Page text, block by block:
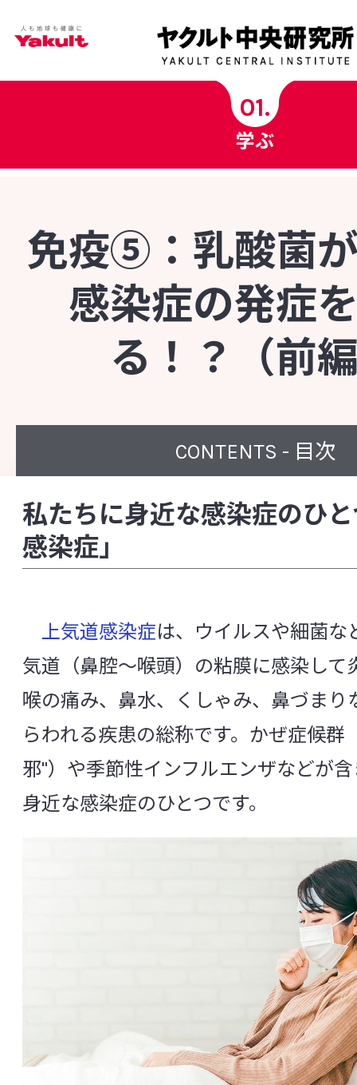
01.
学ぶ
学ぶ
ヤクルト中央研究所科学チャンネル
健康用語の基礎知識
菌の図鑑
企業訪問プログラム
中央研究所の概要
主な研究成果
CSR活動
微生物研究所
免疫⑤：乳酸菌
感染症の発症
る！？（前
CONTENTS - 目次
私たちに身近な感染症のひ
感染症」
上気道感染症は、ウイルスや細菌な
気道（鼻腔～喉頭）の粘膜に感染して
喉の痛み、鼻水、くしゃみ、鼻づまり
らわれる疾患の総称です。かぜ症候群
邪"）や季節性インフルエンザなどが
身近な感染症のひとつです。